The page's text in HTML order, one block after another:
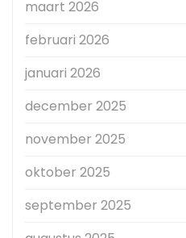
maart 2026
februari 2026
januari 2026
december 2025
november 2025
oktober 2025
september 2025